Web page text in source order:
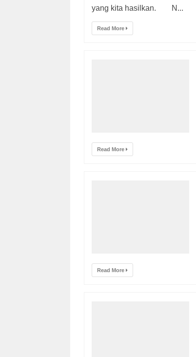
yang kita hasilkan. N...
Read More
Read More
Read More